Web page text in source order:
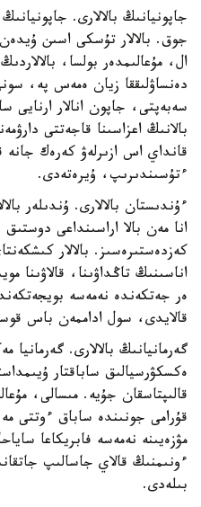
جاپونيانىڭ بالالارى.
جوق. بالالار تۇسكى اسىن
ال، مۇعالىمدەر بولسا،
دەنساۋلىققا زيان ەمەس پە،
سەبەپتى، جاپون انالار ارنايى
بالانىڭ اعزاسىنا قاجەتتى
قانداي اس ازىرلەۋ كەرەك جانە
ءتۇسىندىرىپ، ۇيرەتەدى.
ءۇندىستان بالالارى. ۇندىلەر
انا مەن بالا اراسىنداعى
كەزدەستىرەسىز. بالالار
اناسىنىڭ تاڭداۋىنا، قالاۋىنا
ەر جەتكەندە نەمەسە
قالايدى، سول اداممەن باس
گەرمانيانىڭ بالالارى. گەرمانيا
ەكسكۋرسيالىق ساباقتار
قالىپتاسقان جۇيە. مىسالى،
قۇرامى جونىندە ساباق ءوتتى
مۋزەيىنە نەمەسە فابريكاعا
ءونىمنىڭ قالاي جاسالىپ
بىلەدى.